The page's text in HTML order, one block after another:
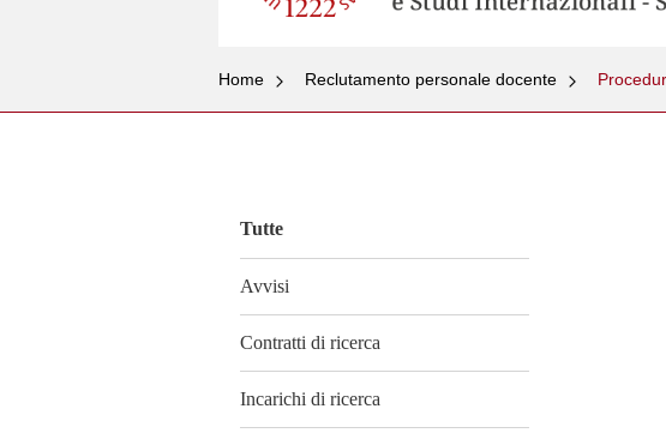
Home Reclutamento personale docente
Tutte
Avvisi
Contratti di ricerca
Incarichi di ricerca